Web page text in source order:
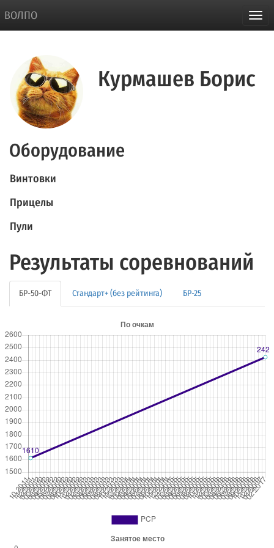
ВОЛПО
Курмашев Борис
Оборудование
Винтовки
Прицелы
Пули
Результаты соревнований
БР-50-ФТ Стандарт+ (без рейтинга) БР-25